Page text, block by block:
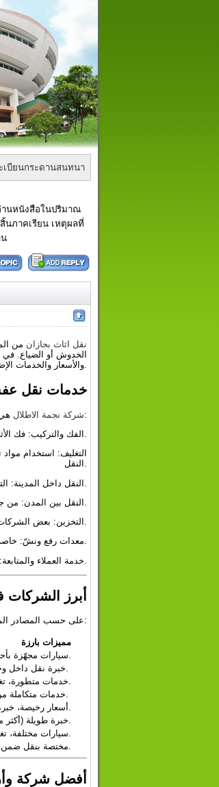
เบียนกระดานสนทนา
านหนังสือในปริมาณ
นภาคเรียน เหตุผลที่
نقل اثاث بجازان من
الخدوش أو الضياع. في
والأسعار والخدمات الإضافية مثل التغليف، التركيب، التخزين، النقل بين المدن، وغيرها.
خدمات نقل
شركة نجمة الاطلالهي شركة رائدة في هذا المجال تقدّم مجموعة من الخدمات التي تغطي كافة الجوانب، منها:
التغليف: استخدام
النقل.
التخزين: بعض الشركات تقدّم مخازن مؤقتة بحالة جيدة، مع تهوية، مراقبة، أحياناً تأمين.
معدات رفع ونشّ: خاصة إذا كانت الشقة في أدوار علوية أو السلالم ضيقة، فيحتاج الأمر ونشّ أو رافعة لرفع القطع الكبيرة.
أبرز
على حسب المصادر المتاحة، هذه بعض الشركات المعروفة، مع مميزات كل منها:
مميزات بارزة
أفضل شركة